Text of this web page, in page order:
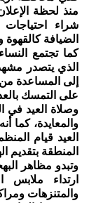
منذ لحظة
شراء
الضيافة كالقهوة
كما تجتمع
الذي يتصدر
إلى المساعدة
على التمسك
وصلاة العيد في
والمعايدة، كما
العيد قيام
المنطقة بتقديم
وتبدو مظاهر
ارتداء ملابس
والمتنزهات